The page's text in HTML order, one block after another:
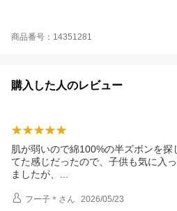
商品番号：14351281
購入した人のレビュー
肌が弱いので綿100%の半ズボンを
てた感じだったので、子供も気に入
ましたが
フー子＊ さん 2026/05/23